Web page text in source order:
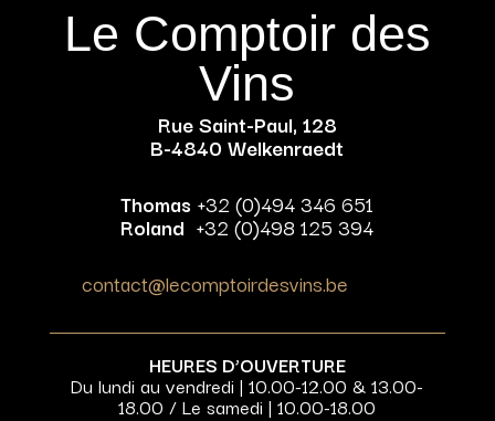
Le Comptoir des
Vins
Rue Saint-Paul, 128
B-4840 Welkenraedt
Thomas +32 (0)494 346 651
Roland +32 (0)498 125 394
contact@lecomptoirdesvins.be
HEURES D’OUVERTURE
Du lundi au vendredi | 10.00-12.00 & 13.00-
18.00 / Le samedi | 10.00-18.00